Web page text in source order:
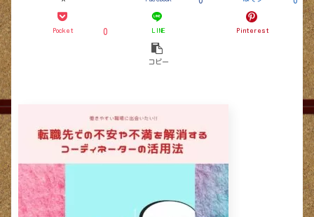
Pocket 0 LINE Pinterest
コピー